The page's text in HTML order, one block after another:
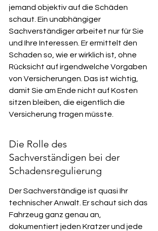
jemand objektiv auf die Schäden
schaut. Ein unabhängiger
Sachverständiger arbeitet nur für Sie
und Ihre Interessen. Er ermittelt den
Schaden so, wie er wirklich ist, ohne
Rücksicht auf irgendwelche Vorgaben
von Versicherungen. Das ist wichtig,
damit Sie am Ende nicht auf Kosten
sitzen bleiben, die eigentlich die
Versicherung tragen müsste.
Die Rolle des
Sachverständigen bei der
Schadensregulierung
Der Sachverständige ist quasi Ihr
technischer Anwalt. Er schaut sich das
Fahrzeug ganz genau an,
dokumentiert jeden Kratzer und jede